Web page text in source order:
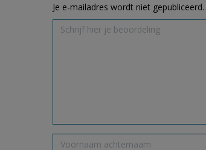
Je e-mailadres wordt niet gepubliceerd.